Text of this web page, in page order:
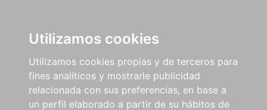
Utilizamos cookies
Utilizamos cookies propias y de terceros para
fines analíticos y mostrarle publicidad
relacionada con sus preferencias, en base a
un perfil elaborado a partir de su hábitos de